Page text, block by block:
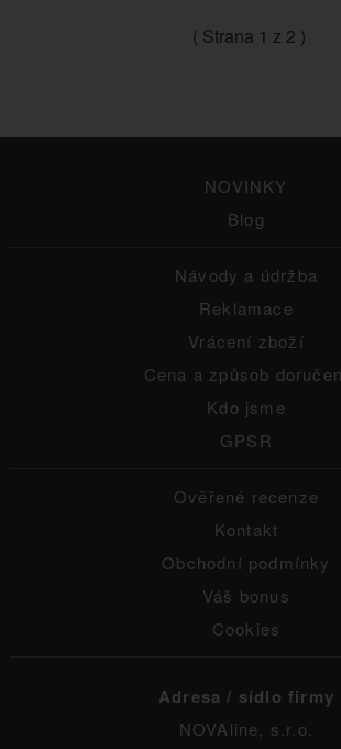
( Strana 1 z 2 )
NOVINKY
Blog
Návody a údržba
Reklamace
Vrácení zboží
Cena a způsob
Kdo jsme
GPSR
Ověřené recenze
Kontakt
Obchodní podmínky
Váš bonus
Cookies
Adresa / sídlo firmy
NOVAline, s.r.o.